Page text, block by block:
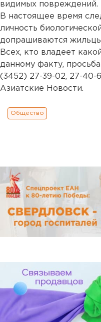
видимых повреждений.
В настоящее время
личность
допрашиваются
Всех, кто владеет
данному факту,
(3452) 27-39-02, 27-40-
Азиатские Новости.
Общество